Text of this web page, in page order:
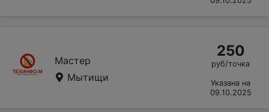
Мастер
Мытищи
250
руб/точка
Указана на
09.10.2025